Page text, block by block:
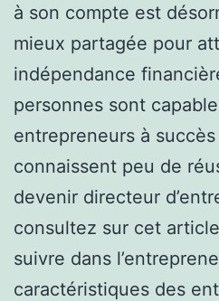
à son compte est
mieux partagée pour
indépendance
personnes sont
entrepreneurs à
connaissent peu de
devenir directeur
consultez sur cet
suivre dans
caractéristiques des